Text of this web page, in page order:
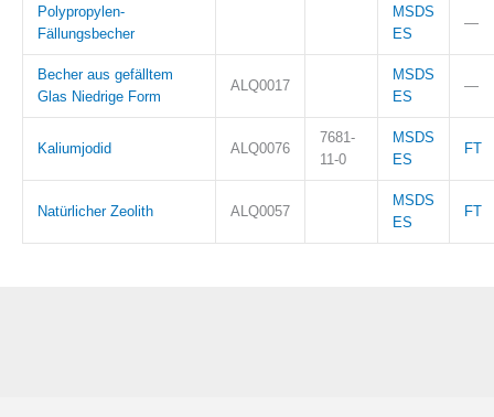
Polypropylen-
Fällungsbecher
MSDS
ES
—
Becher aus gefälltem
Glas Niedrige Form
ALQ0017
MSDS
ES
—
Kaliumjodid ALQ0076
7681-
11-0
MSDS
ES
FT
Natürlicher Zeolith ALQ0057
MSDS
ES
FT